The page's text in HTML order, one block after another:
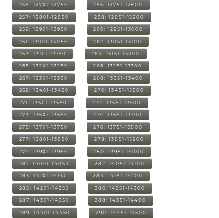
255: 12701-12750 256: 12751-12800
257: 12801-12850 258: 12851-12900
259: 12901-12950 260: 12951-13000
261: 13001-13050 262: 13051-13100
263: 13101-13150 264: 13151-13200
265: 13201-13250 266: 13251-13300
267: 13301-13350 268: 13351-13400
269: 13401-13450 270: 13451-13500
271: 13501-13550 272: 13551-13600
273: 13601-13650 274: 13651-13700
275: 13701-13750 276: 13751-13800
277: 13801-13850 278: 13851-13900
279: 13901-13950 280: 13951-14000
281: 14001-14050 282: 14051-14100
283: 14101-14150 284: 14151-14200
285: 14201-14250 286: 14251-14300
287: 14301-14350 288: 14351-14400
289: 14401-14450 290: 14451-14500